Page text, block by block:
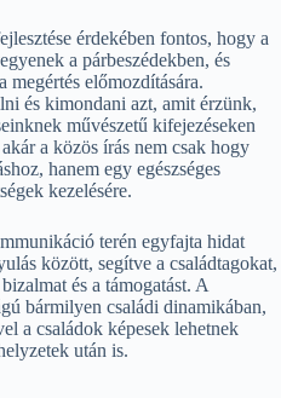
érdekében fontos, hogy a
a párbeszédekben, és
megértés előmozdítására.
és kimondani azt, amit érzünk,
művészetű kifejezéseken
a közös írás nem csak hogy
hanem egy egészséges
kezelésére.
terén egyfajta hidat
között, segítve a családtagokat,
és a támogatást. A
bármilyen családi dinamikában,
a családok képesek lehetnek
után is.